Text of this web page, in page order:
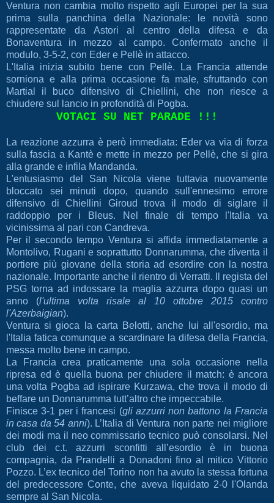
Ventura non cambia molto rispetto agli Europei per la sua
prima sulla panchina della Nazionale: le novità sono
rappresentate da Astori al centro della difesa e da
Bonaventura in mezzo al campo. Confermato anche il
modulo, 3-5-2, con Eder e Pellè in attacco.
L'Italia inizia subito bene con Pellè. La Francia attende
sorniona e alla prima occasione fa male, sfruttando con
Martial il buco difensivo di Chiellini, che non riesce a
chiudere sul lancio in profondità di Pogba.
VOTACI SU NET PARADE !!!
La reazione azzurra è però immediata: Eder va via di forza
sulla fascia a Kantè e mette in mezzo per Pellè, che si gira
alla grande e infila Mandanda.
L'entusiasmo del San Nicola viene tuttavia nuovamente
bloccato sei minuti dopo, quando sull'ennesimo errore
difensivo di Chiellini Giroud trova il modo di siglare il
raddoppio per i Bleus. Nel finale di tempo l'Italia va
vicinissima al pari con Candreva.
Per il secondo tempo Ventura si affida immediatamente a
Montolivo, Rugani e soprattutto Donnarumma, che diventa il
portiere più giovane della storia ad esordire con la nostra
nazionale. Importante anche il rientro di Verratti. Il regista del
PSG torna ad indossare la maglia azzurra dopo quasi un
anno (l'ultima volta risale al 10 ottobre 2015 contro
l'Azerbaigian).
Ventura si gioca la carta Belotti, anche lui all'esordio, ma
l'Italia fatica comunque a scardinare la difesa della Francia,
messa molto bene in campo.
La Francia crea praticamente una sola occasione nella
ripresa ed è quella buona per chiudere il match: è ancora
una volta Pogba ad ispirare Kurzawa, che trova il modo di
beffare un Donnarumma tutt’altro che impeccabile.
Finisce 3-1 per i francesi (gli azzurri non battono la Francia
in casa da 54 anni). L’Italia di Ventura non parte nei migliore
dei modi ma il neo commissario tecnico può consolarsi. Nel
club dei c.t. azzurri sconfitti all’esordio è in buona
compagnia, da Prandelli a Donadoni fino al mitico Vittorio
Pozzo. L’ex tecnico del Torino non ha avuto la stessa fortuna
del predecessore Conte, che aveva liquidato 2-0 l'Olanda
sempre al San Nicola.